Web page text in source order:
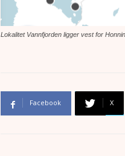
Lokalitet Vannfjorden ligger vest for
Facebook X